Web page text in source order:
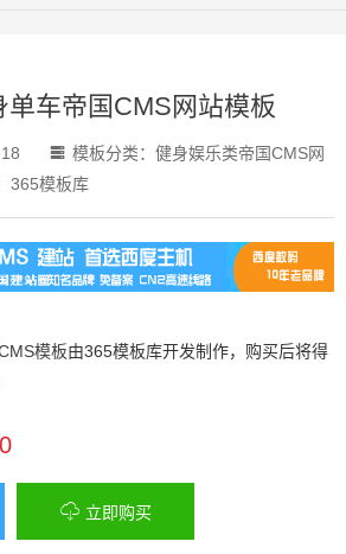
单车帝国CMS网站模板
 模板分类： 健身娱乐类帝国CMS网
365模板库
模板由365模板库开发制作，购买后将得
 立即购买